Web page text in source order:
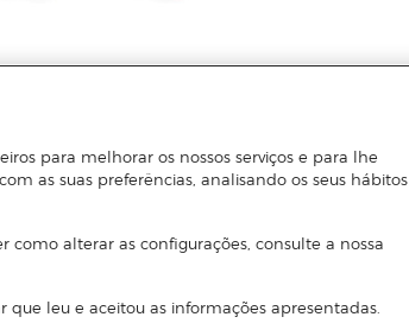
para melhorar os nossos serviços e para lhe
as suas preferências, analisando os seus hábitos
como alterar as configurações, consulte a nossa
leu e aceitou as informações apresentadas.